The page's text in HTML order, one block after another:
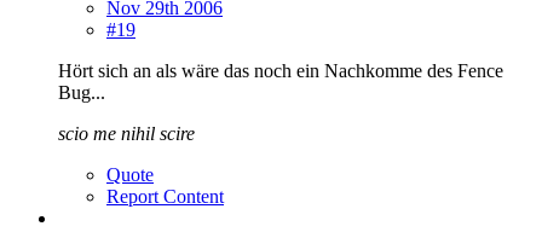
Nov 29th 2006
#19
Hört sich an als wäre das noch ein Nachkomme des Fence
Bug...
scio me nihil scire
Quote
Report Content